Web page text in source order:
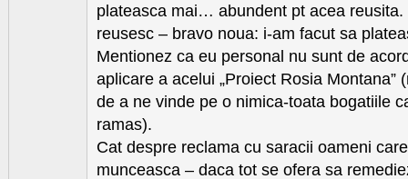
plateasca mai… abundent pt acea reusita.
reusesc – bravo noua: i-am facut sa
Mentionez ca eu personal nu sunt de
aplicare a acelui „Proiect Rosia Montana”
de a ne vinde pe o nimica-toata bogatiile
ramas).
Cat despre reclama cu saracii oameni
munceasca – daca tot se ofera sa